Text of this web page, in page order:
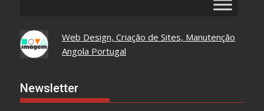
Web Design, Criação de Sites, Manutenção
Angola Portugal
Newsletter